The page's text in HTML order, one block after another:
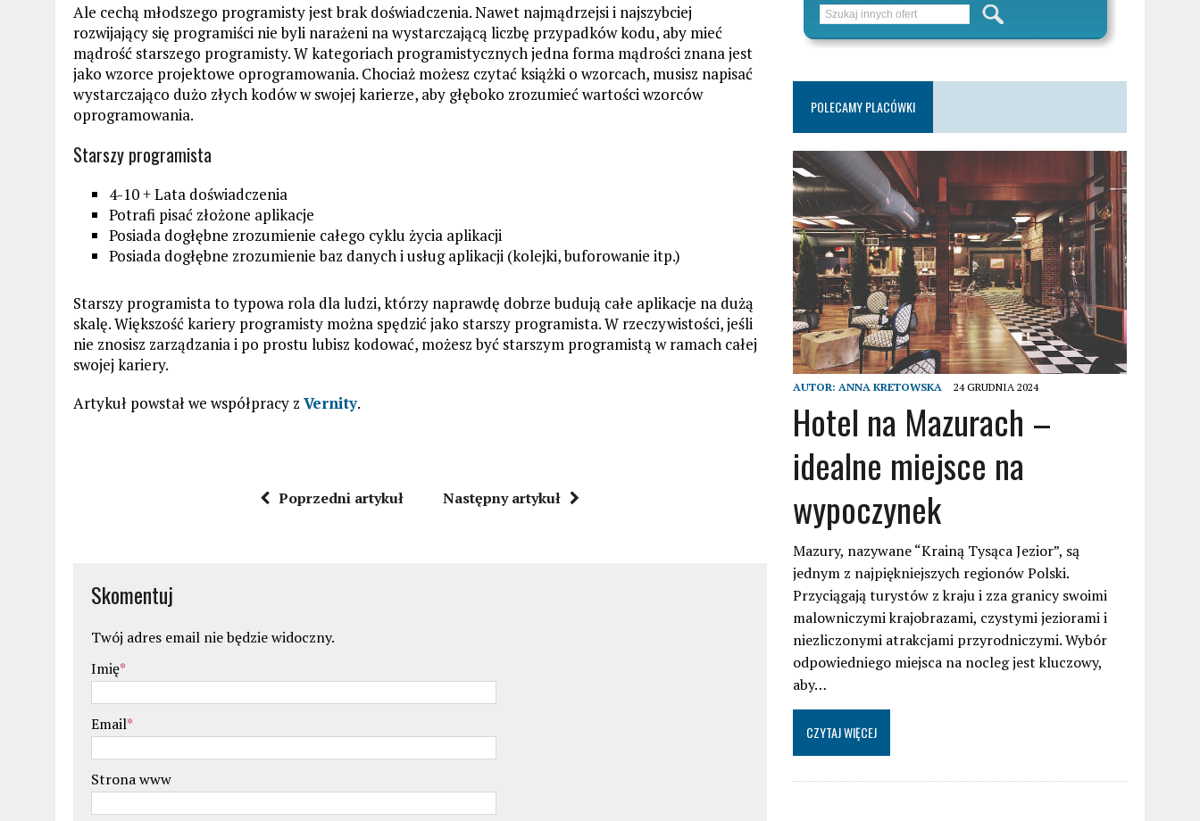
Ale cechą młodszego programisty jest brak doświadczenia. Nawet najmądrzejsi i najszybciej
rozwijający się programiści nie byli narażeni na wystarczającą liczbę przypadków kodu, aby mieć
mądrość starszego programisty. W kategoriach programistycznych jedna forma mądrości znana jest
jako wzorce projektowe oprogramowania. Chociaż możesz czytać książki o wzorcach, musisz napisać
wystarczająco dużo złych kodów w swojej karierze, aby głęboko zrozumieć wartości wzorców
oprogramowania.
Starszy programista
4-10 + Lata doświadczenia
Potrafi pisać złożone aplikacje
Posiada dogłębne zrozumienie całego cyklu życia aplikacji
Posiada dogłębne zrozumienie baz danych i usług aplikacji (kolejki, buforowanie itp.)
Starszy programista to typowa rola dla ludzi, którzy naprawdę dobrze budują całe aplikacje na dużą
skalę. Większość kariery programisty można spędzić jako starszy programista. W rzeczywistości, jeśli
nie znosisz zarządzania i po prostu lubisz kodować, możesz być starszym programistą w ramach całej
swojej kariery.
Artykuł powstał we współpracy z Vernity.
Poprzedni artykuł Następny artykuł
Skomentuj
Twój adres email nie będzie widoczny.
Imię*
Email*
Strona www
POLECAMY PLACÓWKI
AUTOR: ANNA KRETOWSKA 24 GRUDNIA 2024
Hotel na Mazurach –
idealne miejsce na
wypoczynek
Mazury, nazywane “Krainą Tysąca Jezior”, są
jednym z najpiękniejszych regionów Polski.
Przyciągają turystów z kraju i zza granicy swoimi
malowniczymi krajobrazami, czystymi jeziorami i
niezliczonymi atrakcjami przyrodniczymi. Wybór
odpowiedniego miejsca na nocleg jest kluczowy,
aby…
CZYTAJ WIĘCEJ